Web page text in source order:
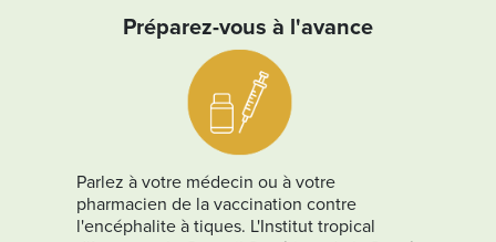
Préparez-vous à l'avance
Parlez à votre médecin ou à votre
pharmacien de la vaccination contre
l'encéphalite à tiques. L'Institut tropical